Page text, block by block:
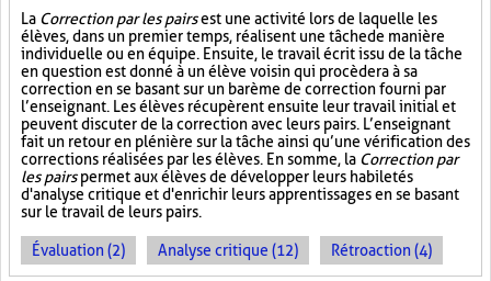
La Correction par les pairsest une activité lors de laquelle les
élèves, dans un premier temps, réalisent une tâche de manière
individuelle ou en équipe. Ensuite, le travail écrit issu de la tâche
en question est donné à un élève voisin qui procèdera à sa
correction en se basant sur un barème de correction fourni par
l’enseignant. Les élèves récupèrent ensuite leur travail initial et
peuvent discuter de la correction avec leurs pairs. L’enseignant
fait un retour en plénière sur la tâche ainsi qu’une vérification des
corrections réalisées par les élèves. En somme, la Correction par
les pairspermet aux élèves de développer leurs habiletés
d'analyse critique et d'enrichir leurs apprentissages en se basant
sur le travail de leurs pairs.
Évaluation (2) Analyse critique (12) Rétroaction (4)